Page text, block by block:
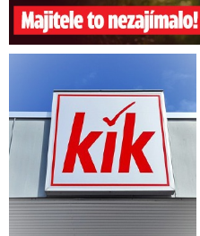
Video se
Prahu zasypal sníh